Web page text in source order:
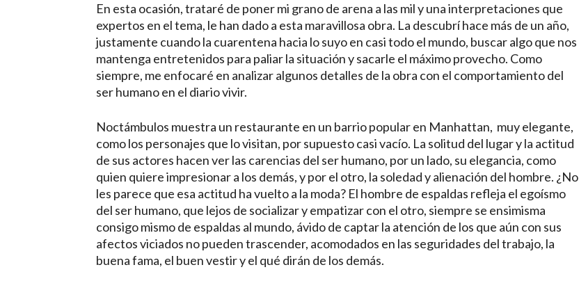
En esta ocasión, trataré de poner mi grano de arena a las mil y una interpretaciones que
expertos en el tema, le han dado a esta maravillosa obra. La descubrí hace más de un año,
justamente cuando la cuarentena hacia lo suyo en casi todo el mundo, buscar algo que nos
mantenga entretenidos para paliar la situación y sacarle el máximo provecho. Como
siempre, me enfocaré en analizar algunos detalles de la obra con el comportamiento del
ser humano en el diario vivir.
Noctámbulos muestra un restaurante en un barrio popular en Manhattan, muy elegante,
como los personajes que lo visitan, por supuesto casi vacío. La solitud del lugar y la actitud
de sus actores hacen ver las carencias del ser humano, por un lado, su elegancia, como
quien quiere impresionar a los demás, y por el otro, la soledad y alienación del hombre. ¿No
les parece que esa actitud ha vuelto a la moda? El hombre de espaldas refleja el egoísmo
del ser humano, que lejos de socializar y empatizar con el otro, siempre se ensimisma
consigo mismo de espaldas al mundo, ávido de captar la atención de los que aún con sus
afectos viciados no pueden trascender, acomodados en las seguridades del trabajo, la
buena fama, el buen vestir y el qué dirán de los demás.